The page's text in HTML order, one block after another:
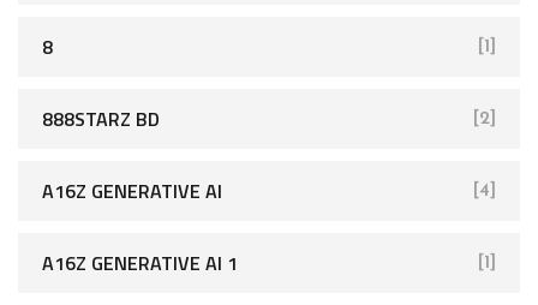
8 [1]
888STARZ BD [2]
A16Z GENERATIVE AI [4]
A16Z GENERATIVE AI 1 [1]